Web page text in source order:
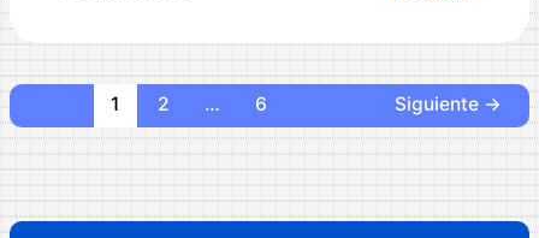
2015
1 2 … 6 Siguiente →